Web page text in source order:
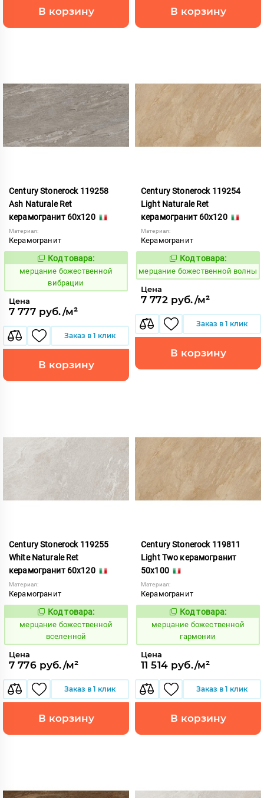
В корзину В корзину
Century Stonerock 119258
Ash Naturale Ret
керамогранит 60x120
Материал:
Керамогранит
969510
Код товара:
мерцание божественной
вибрации
Цена
7 777 руб./м²
Заказ в 1 клик
В корзину
Century Stonerock 119254
Light Naturale Ret
керамогранит 60x120
Материал:
Керамогранит
969512
Код товара:
мерцание божественной волны
Цена
7 772 руб./м²
Заказ в 1 клик
В корзину
Century Stonerock 119255
White Naturale Ret
керамогранит 60x120
Материал:
Керамогранит
969513
Код товара:
мерцание божественной
вселенной
Цена
7 776 руб./м²
Заказ в 1 клик
В корзину
Century Stonerock 119811
Light Two керамогранит
50x100
Материал:
Керамогранит
969516
Код товара:
мерцание божественной
гармонии
Цена
11 514 руб./м²
Заказ в 1 клик
В корзину